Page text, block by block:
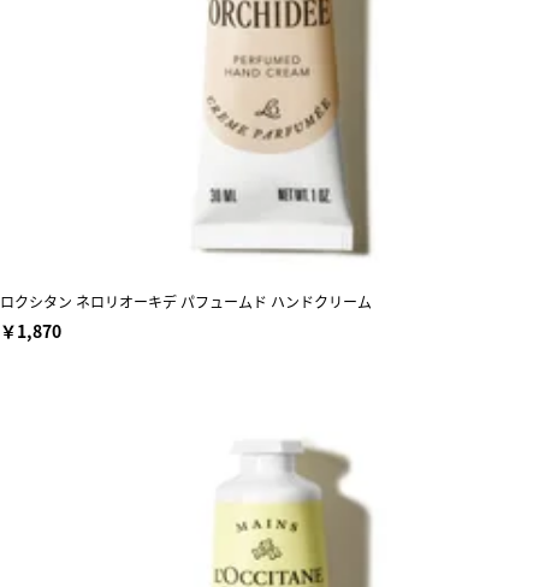
ロクシタン ネロリオーキデ パフュームド ハンドクリーム
￥1,870